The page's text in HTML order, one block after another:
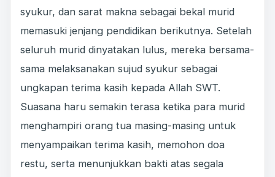
syukur, dan sarat makna sebagai bekal murid
memasuki jenjang pendidikan berikutnya. Setelah
seluruh murid dinyatakan lulus, mereka bersama-
sama melaksanakan sujud syukur sebagai
ungkapan terima kasih kepada Allah SWT.
Suasana haru semakin terasa ketika para murid
menghampiri orang tua masing-masing untuk
menyampaikan terima kasih, memohon doa
restu, serta menunjukkan bakti atas segala